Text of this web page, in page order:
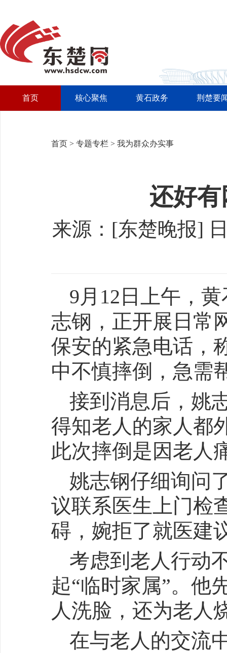
首页 核心聚焦 黄石政务 荆楚要
首页 > 专题专栏 > 我为群众办实事
还好有
来源：[东楚晚报]
9月12日上午，
志钢，正开展日常
保安的紧急电话，
中不慎摔倒，急需
接到消息后，姚
得知老人的家人都
此次摔倒是因老人
姚志钢仔细询问
议联系医生上门检
碍，婉拒了就医建
考虑到老人行动
起“临时家属”。他
人洗脸，还为老
在与老人的交流